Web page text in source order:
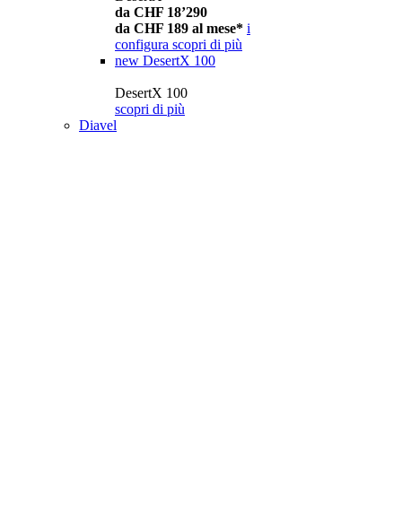
da CHF 18’290
da CHF 189 al mese* i
configura scopri di più
new DesertX 100
DesertX 100
scopri di più
Diavel